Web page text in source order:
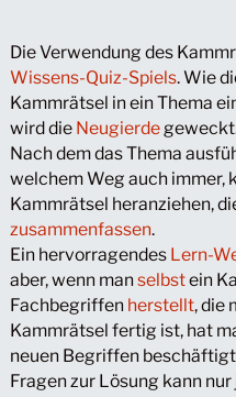
Die Verwendung des
Wissens-Quiz-Spiels. Wie
Kammrätsel in ein Thema
wird die Neugierde
Nach dem das Thema
welchem Weg auch immer,
Kammrätsel heranziehen,
zusammenfassen.
Ein hervorragendes Lern-
aber, wenn manselbstein
Fachbegriffen herstellt, die
Kammrätsel fertig ist, hat
neuen Begriffen
Fragen zur Lösung kann